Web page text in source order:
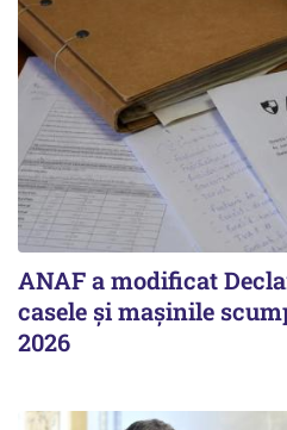
ANAF a modificat
casele și mașinile
2026